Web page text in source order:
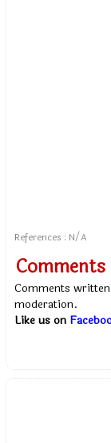
References : N/A
Comments |
Comments
moderation.
Like us on